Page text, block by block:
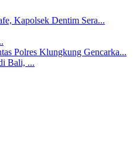
Kapolsek Dentim Sera...
Polres Klungkung Gencarka...
Bali, ...